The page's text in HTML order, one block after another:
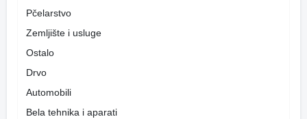
Pčelarstvo
Zemljište i usluge
Ostalo
Drvo
Automobili
Bela tehnika i aparati